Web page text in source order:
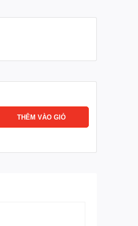
để trang trí cho bức
THÊM VÀO GIỎ